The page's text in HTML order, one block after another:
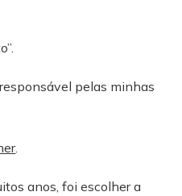
pelas minhas
.
anos, foi escolher a